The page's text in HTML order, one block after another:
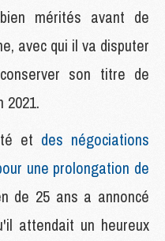
mérités avant de
avec qui il va disputer
son titre de
2021.
et des négociations
une prolongation de
de 25 ans a annoncé
attendait un heureux